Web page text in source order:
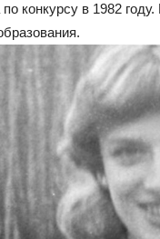
конкурсу в 1982